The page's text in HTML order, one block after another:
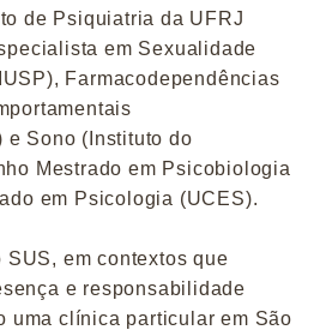
de Psiquiatria da UFRJ
em Sexualidade
Farmacodependências
e Sono (Instituto do
Mestrado em Psicobiologia
em Psicologia (UCES).
em contextos que
e responsabilidade
uma clínica particular em São